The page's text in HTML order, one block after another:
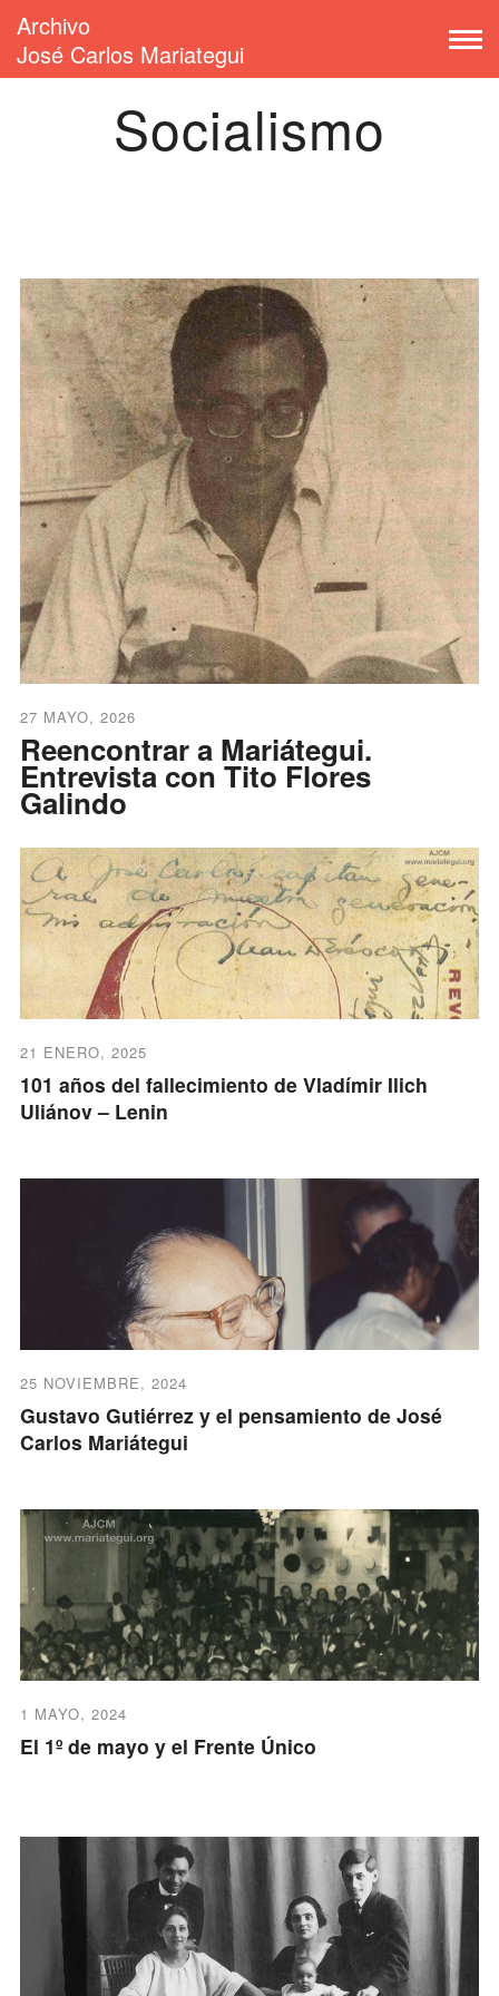
Archivo
José Carlos Mariategui
Socialismo
27 MAYO, 2026
Reencontrar a Mariátegui.
Entrevista con Tito Flores
Galindo
21 ENERO, 2025
101 años del fallecimiento de Vladímir Ilich
Uliánov – Lenin
25 NOVIEMBRE, 2024
Gustavo Gutiérrez y el pensamiento de José
Carlos Mariátegui
1 MAYO, 2024
El 1º de mayo y el Frente Único